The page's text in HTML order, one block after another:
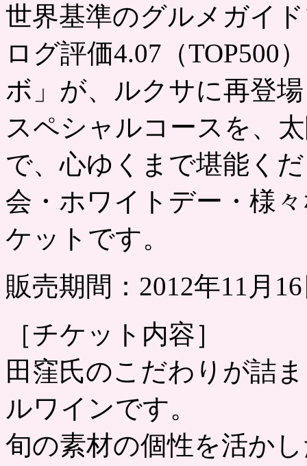
世界基準のグルメガイ
ログ評価4.07（TOP500
ボ」が、ルクサに再登
スペシャルコースを、
で、心ゆくまで堪能く
会・ホワイトデー・様
ケットです。
販売期間：2012年11月
［チケット内容］
田窪氏のこだわりが詰
ルワインです。
旬の素材の個性を活か